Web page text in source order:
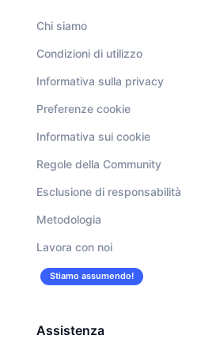
Chi siamo
Condizioni di utilizzo
Informativa sulla privacy
Preferenze cookie
Informativa sui cookie
Regole della Community
Esclusione di responsabilità
Metodologia
Lavora con noi
Stiamo assumendo!
Assistenza